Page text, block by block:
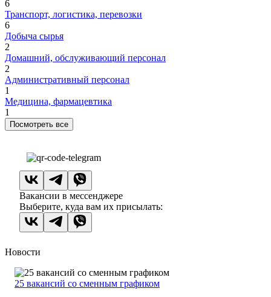
6
Транспорт, логистика, перевозки
6
Добыча сырья
2
Домашний, обслуживающий персонал
2
Административный персонал
1
Медицина, фармацевтика
1
Посмотреть все
Вакансии в мессенджере
Выберите, куда вам их присылать:
Новости
25 вакансий со сменным графиком